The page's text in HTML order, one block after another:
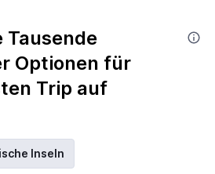
Tausende
Optionen für
Trip auf
Inseln